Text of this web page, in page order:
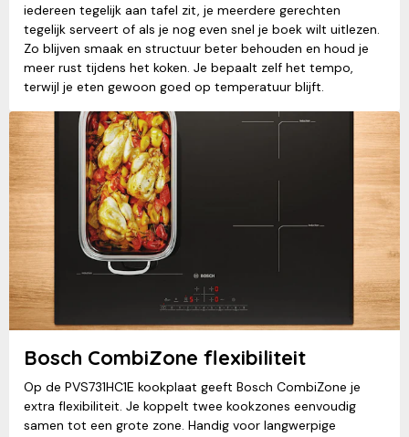
iedereen tegelijk aan tafel zit, je meerdere gerechten
tegelijk serveert of als je nog even snel je boek wilt uitlezen.
Zo blijven smaak en structuur beter behouden en houd je
meer rust tijdens het koken. Je bepaalt zelf het tempo,
terwijl je eten gewoon goed op temperatuur blijft.
Bosch CombiZone flexibiliteit
Op de PVS731HC1E kookplaat geeft Bosch CombiZone je
extra flexibiliteit. Je koppelt twee kookzones eenvoudig
samen tot een grote zone. Handig voor langwerpige